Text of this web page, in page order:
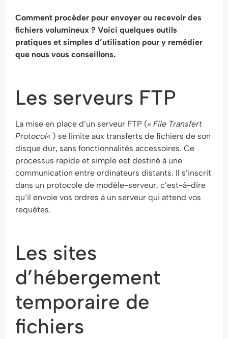
Comment procéder pour envoyer ou recevoir des
fichiers volumineux ? Voici quelques outils
pratiques et simples d’utilisation pour y remédier
que nous vous conseillons.
Les serveurs FTP
La mise en place d’un serveur FTP (« File Transfert
Protocol« ) se limite aux transferts de fichiers de son
disque dur, sans fonctionnalités accessoires. Ce
processus rapide et simple est destiné à une
communication entre ordinateurs distants. Il s’inscrit
dans un protocole de modèle-serveur, c’est-à-dire
qu’il envoie vos ordres à un serveur qui attend vos
requêtes.
Les sites
d’hébergement
temporaire de
fichiers